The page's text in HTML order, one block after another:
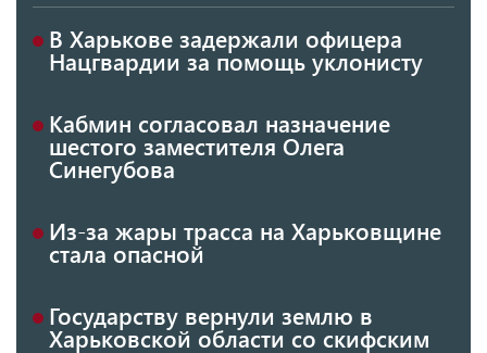
В Харькове задержали офицера
Нацгвардии за помощь уклонисту
Кабмин согласовал назначение
шестого заместителя Олега
Синегубова
Из-за жары трасса на Харьковщине
стала опасной
Государству вернули землю в
Харьковской области со скифским